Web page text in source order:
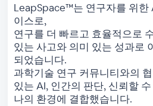
LeapSpace™는 연구자를 위한
이스로,
연구를 더 빠르고 효율적으로
있는 사고와 의미 있는 성과로
되었습니다.
과학기술 연구 커뮤니티와의
있는 AI, 인간의 판단, 신뢰할
나의 환경에 결합했습니다.